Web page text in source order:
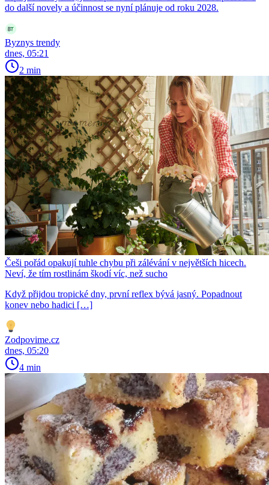
do další novely a účinnost se nyní plánuje od roku 2028.
Byznys trendy
dnes, 05:21
2 min
Češi pořád opakují tuhle chybu při zálévání v největších hicech.
Neví, že tím rostlinám škodí víc, než sucho
Když přijdou tropické dny, první reflex bývá jasný. Popadnout
konev nebo hadici […]
Zodpovime.cz
dnes, 05:20
4 min